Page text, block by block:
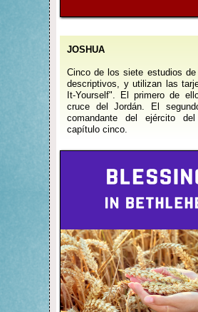
JOSHUA
Cinco de los siete estudios
descriptivos, y utilizan las
It-Yourself". El primero de
cruce del Jordán. El
comandante del ejército
capítulo cinco.